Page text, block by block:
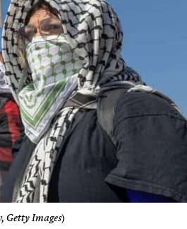
Getty Images)